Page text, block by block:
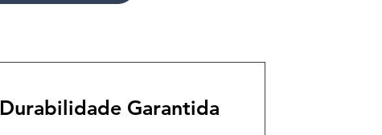
Durabilidade Garantida